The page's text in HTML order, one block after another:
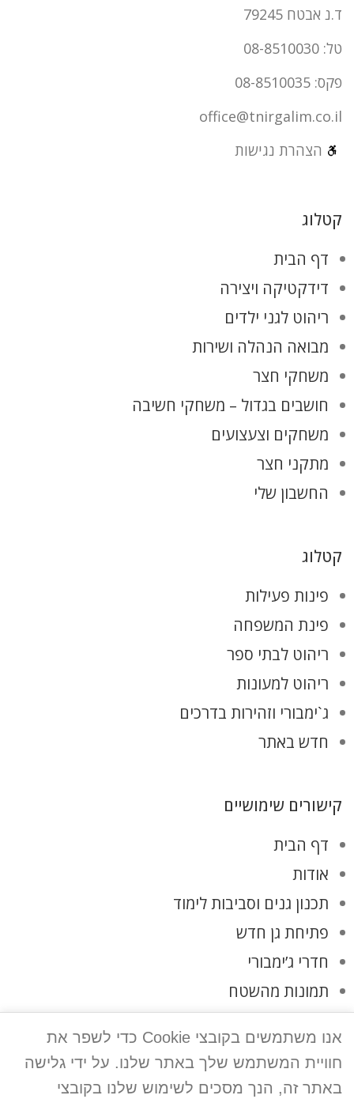
ד.נ אבטח 79245
טל: 08-8510030
פקס: 08-8510035
office@tnirgalim.co.il
הצהרת נגישות
קטלוג
דף הבית
דידקטיקה ויצירה
ריהוט לגני ילדים
מבואה הנהלה ושירות
משחקי חצר
חושבים בגדול – משחקי חשיבה
משחקים וצעצועים
מתקני חצר
החשבון שלי
קטלוג
פינות פעילות
פינת המשפחה
ריהוט לבתי ספר
ריהוט למעונות
ג`ימבורי וזהירות בדרכים
חדש באתר
קישורים שימושיים
דף הבית
אודות
תכנון גנים וסביבות לימוד
פתיחת גן חדש
חדרי ג’ימבורי
תמונות מהשטח
צרו קשר
מדיניות פרטיות
אנו משתמשים בקובצי Cookie כדי לשפר את
חוויית המשתמש שלך באתר שלנו. על ידי גלישה
באתר זה, הנך מסכים לשימוש שלנו בקובצי